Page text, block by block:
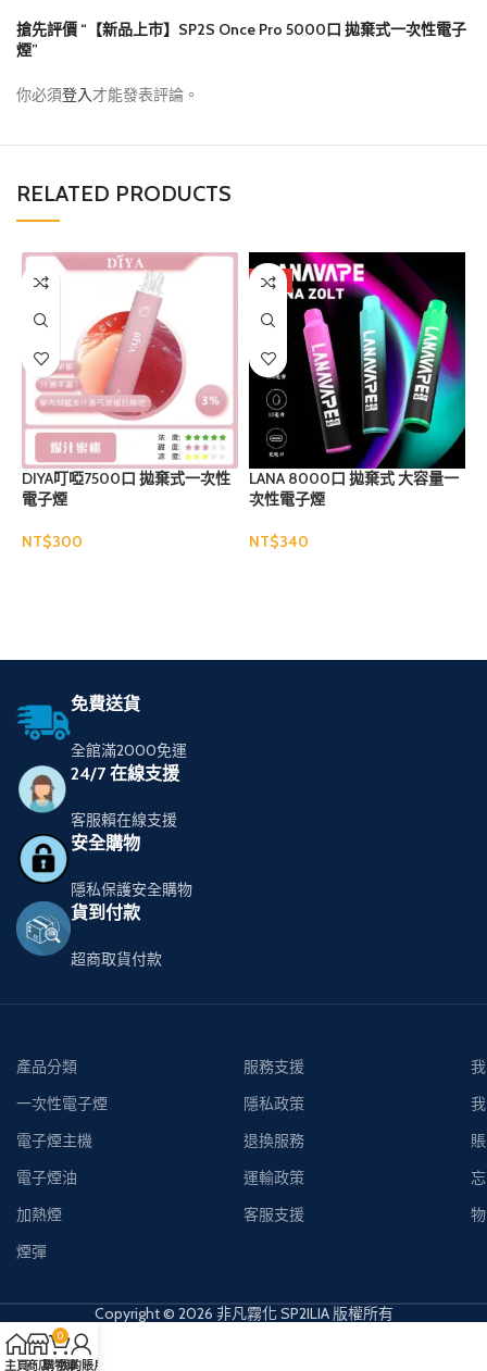
搶先評價 “【新品上市】SP2S Once Pro 5000口 拋棄式一次性電子
煙”
你必須登入才能發表評論。
RELATED PRODUCTS
DIYA叮啞7500口 拋棄式一次性
電子煙
NT$
熱門
LANA 8000口 拋棄式 大容量一
次性電子煙
NT$
免費送貨
全館滿2000免運
24/7 在線支援
客服賴在線支援
安全購物
隱私保護安全購物
貨到付款
超商取貨付款
產品分類
一次性電子煙
電子煙主機
電子煙油
加熱煙
煙彈
服務支援
隱私政策
退換服務
運輸政策
客服支援
Copyright © 2026 非凡霧化 SP2ILIA 版權所有
主頁商店
0
購物車我的賬戶